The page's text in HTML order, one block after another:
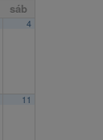
sáb
4
11